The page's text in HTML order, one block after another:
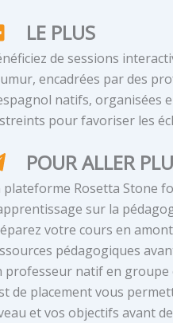
LE PLUS
de sessions
encadrées par des
natifs, organisées
pour favoriser les
POUR ALLER
plateforme Rosetta Stone
sur la
votre cours en amont
pédagogiques
professeur natif en groupe
de placement vous
et vos objectifs avant